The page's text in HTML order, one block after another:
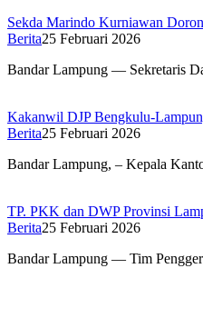
Sekda Marindo Kurniawan
Berita25 Februari 2026
Bandar Lampung — Sekretaris
Kakanwil DJP Bengkulu-
Berita25 Februari 2026
Bandar Lampung, – Kepala
TP. PKK dan DWP Provinsi
Berita25 Februari 2026
Bandar Lampung — Tim